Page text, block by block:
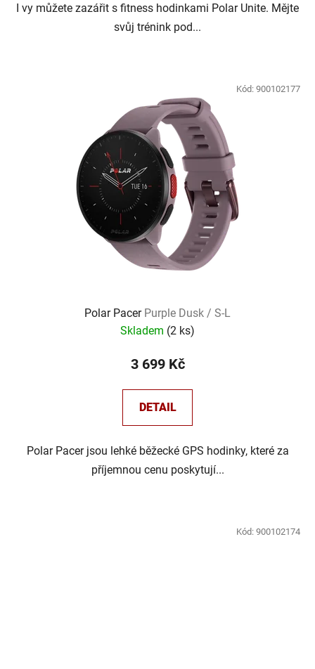
I vy můžete zazářit s fitness hodinkami Polar Unite. Mějte
svůj trénink pod...
Polar Pacer Purple Dusk / S-L
Skladem (2 ks)
3 699 Kč
DETAIL
Polar Pacer jsou lehké běžecké GPS hodinky, které za
příjemnou cenu poskytují...
Kód: 900102177
Kód: 900102174